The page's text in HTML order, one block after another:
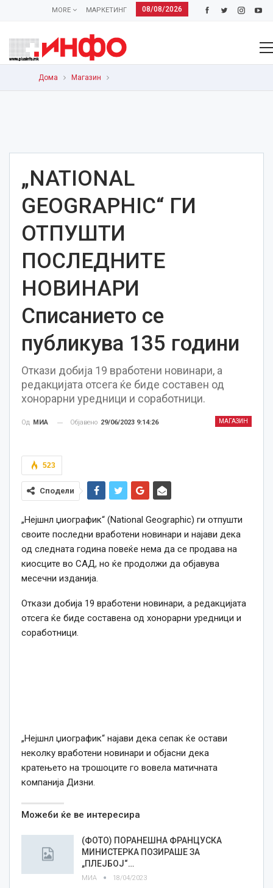
08/08/2026
МАРКЕТИНГ
MORE
Дома Магазин
„NATIONAL
GEOGRAPHIC“ ГИ
ОТПУШТИ
ПОСЛЕДНИТЕ
НОВИНАРИ
Списанието се
публикува 135 години
Откази добија 19 вработени новинари, а
редакцијата отсега ќе биде составен од
хонорарни уредници и соработници.
МАГАЗИН
Од МИА Објавено 29/06/2023 9:14:26
523
Сподели
„Нејшнл џиографик“ (National Geographic) ги отпушти
своите последни вработени новинари и најави дека
од следната година повеќе нема да се продава на
киосците во САД, но ќе продолжи да објавува
месечни изданија.
Откази добија 19 вработени новинари, а редакцијата
отсега ќе биде составена од хонорарни уредници и
соработници.
„Нејшнл џиографик“ најави дека сепак ќе остави
неколку вработени новинари и објасни дека
кратењето на трошоците го вовела матичната
компанија Дизни.
Можеби ќе ве интересира
(ФОТО) ПОРАНЕШНА ФРАНЦУСКА
МИНИСТЕРКА ПОЗИРАШЕ ЗА
„ПЛЕЈБОЈ“…
МИА 18/04/2023